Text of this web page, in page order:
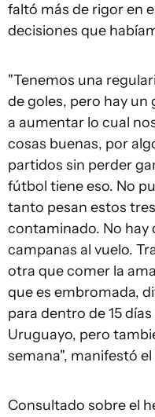
faltó más de rigor en
decisiones que
"Tenemos una
de goles, pero hay un
a aumentar lo cual
cosas buenas, por
partidos sin perder
fútbol tiene eso. No
tanto pesan estos
contaminado. No hay
campanas al vuelo.
otra que comer la
que es embromada,
para dentro de 15
Uruguayo, pero
semana", manifestó el
Consultado sobre el